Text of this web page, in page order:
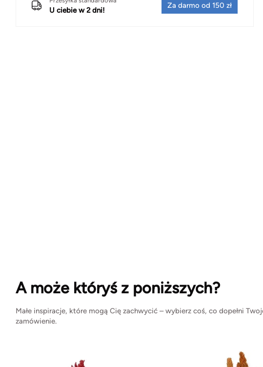
U ciebie w 2 dni!
Za darmo od 150 zł
A może któryś z poniższych?
Małe inspiracje, które mogą Cię zachwycić – wybierz coś, co dopełni
zamówienie.